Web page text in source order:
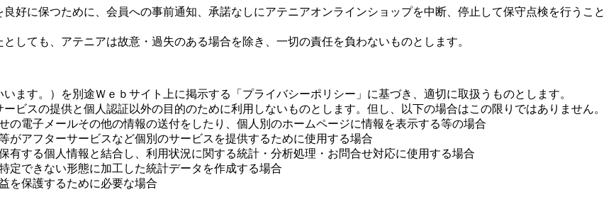
好に保つために、会員への事前通知、承諾なしにアテニアオンラインショップを中断、停止して保守点検を行うこと
しても、アテニアは故意・過失のある場合を除き、一切の責任を負わないものとします。
ます。）を別途Ｗｅｂサイト上に掲示する「プライバシーポリシー」に基づき、適切に取扱うものとします。
ビスの提供と個人認証以外の目的のために利用しないものとします。但し、以下の場合はこの限りではありません。
の電子メールその他の情報の送付をしたり、個人別のホームページに情報を表示する等の場合
がアフターサービスなど個別のサービスを提供するために使用する場合
有する個人情報と結合し、利用状況に関する統計・分析処理・お問合せ対応に使用する場合
定できない形態に加工した統計データを作成する場合
を保護するために必要な場合